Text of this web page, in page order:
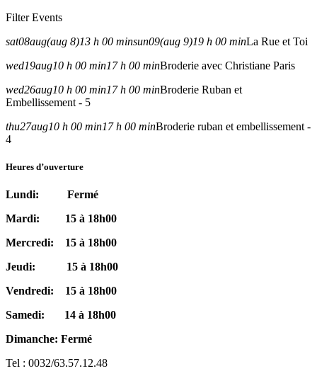
Filter Events
sat08aug(aug 8)13 h 00 minsun09(aug 9)19 h 00 minLa Rue et Toi
wed19aug10 h 00 min17 h 00 minBroderie avec Christiane Paris
wed26aug10 h 00 min17 h 00 minBroderie Ruban et
Embellissement - 5
thu27aug10 h 00 min17 h 00 minBroderie ruban et embellissement -
4
Heures d’ouverture
Lundi: Fermé
Mardi: 15 à 18h00
Mercredi: 15 à 18h00
Jeudi: 15 à 18h00
Vendredi: 15 à 18h00
Samedi: 14 à 18h00
Dimanche: Fermé
Tel : 0032/63.57.12.48